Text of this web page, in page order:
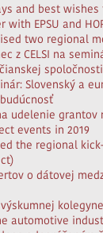
and best
with EPSU and
two regional
z CELSI na
spoločnosti
Slovenský a
udelenie grantov
events in 2019
the regional
o dátovej
automotive